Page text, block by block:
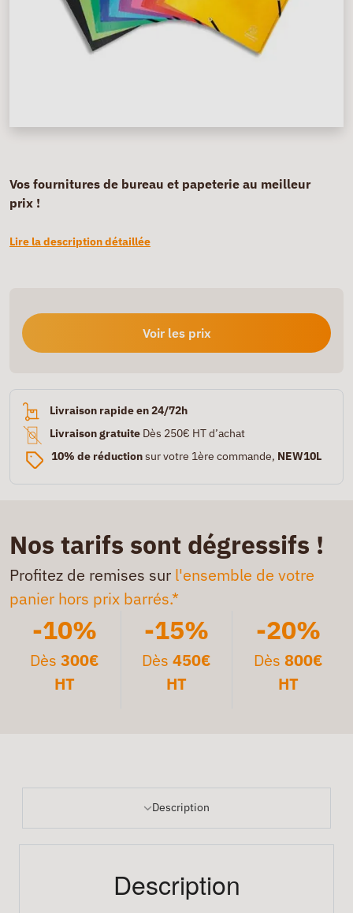
Vos fournitures de bureau et papeterie au meilleur
prix !
Lire la description détaillée
Voir les prix
Livraison rapide en 24/72h
Livraison gratuite Dès 250€ HT d’achat
10% de réductionsur votre 1ère commande, NEW10L
Nos tarifs sont dégressifs !
Profitez de remises sur l'ensemble de votre
panier hors prix barrés.*
-10%
Dès300€
HT
-15%
Dès 450€
HT
-20%
Dès 800€
HT
Description
Description